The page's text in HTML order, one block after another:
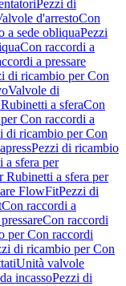
Pezzi di
d'arrestoCon
a sede obliquaPezzi
Con raccordi a
a pressare
di ricambio per Con
Valvole di
a sferaCon
Con raccordi a
di ricambio per Con
Pezzi di ricambio
a sfera per
Rubinetti a sfera per
FlowFitPezzi di
Con raccordi a
Con raccordi
per Con raccordi
di ricambio per Con
Unità valvole
incassoPezzi di